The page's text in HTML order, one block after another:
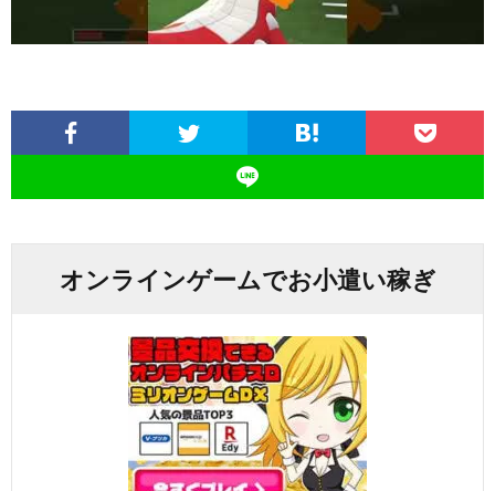
オンラインゲームでお小遣い稼ぎ